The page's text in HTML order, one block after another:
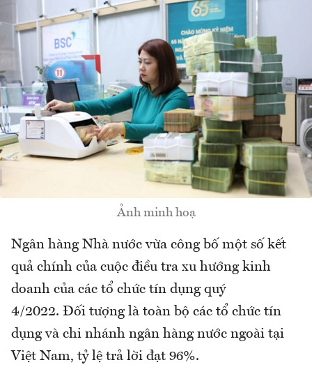
Ảnh minh hoạ
Ngân hàng Nhà nước vừa công bố một số kết
quả chính của cuộc điều tra xu hướng kinh
doanh của các tổ chức tín dụng quý
4/2022. Đối tượng là toàn bộ các tổ chức tín
dụng và chi nhánh ngân hàng nước ngoài tại
Việt Nam, tỷ lệ trả lời đạt 96%.